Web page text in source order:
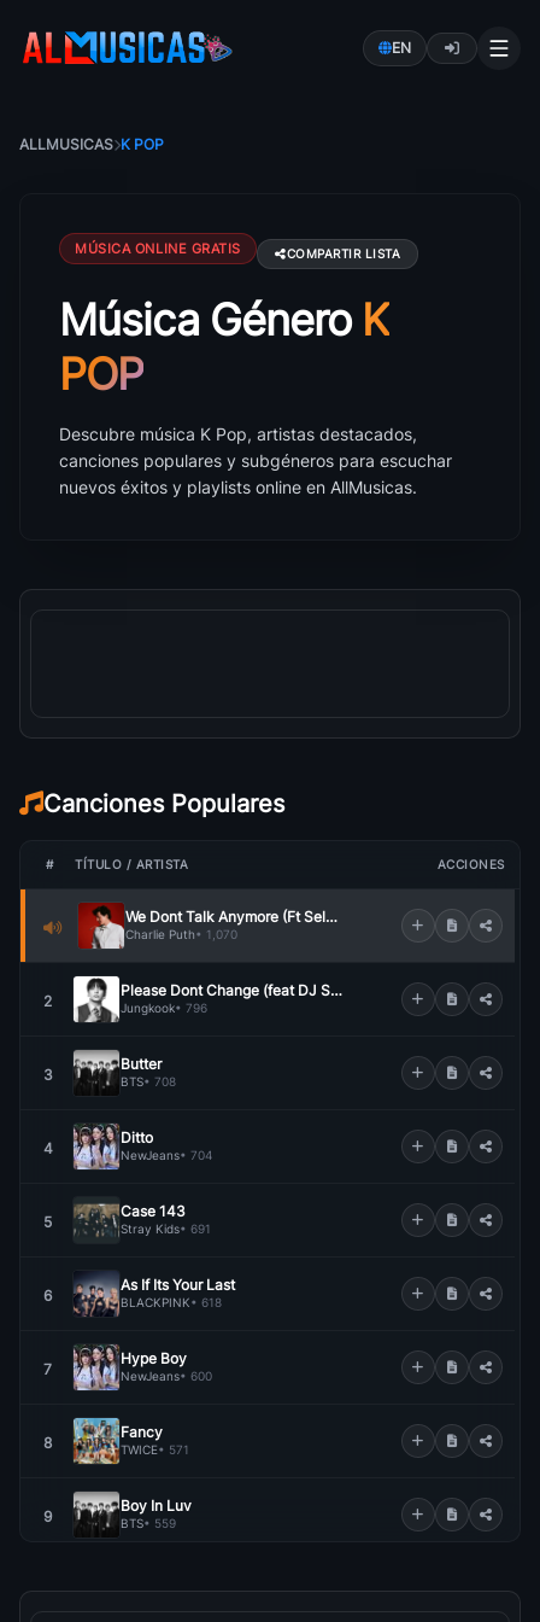
EN
ALLMUSICAS K POP
MÚSICA ONLINE GRATIS COMPARTIR LISTA
Música K Pop: canciones, artistas y éxitos
Música Género K
POP
Descubre música K Pop, artistas destacados,
canciones populares y subgéneros para escuchar
nuevos éxitos y playlists online en AllMusicas.
Canciones Populares
# TÍTULO / ARTISTA ACCIONES
We Dont Talk Anymore (Ft Selena Gomez)
Charlie Puth• 1,070
2
Please Dont Change (feat DJ Snake)
Jungkook• 796
3
Butter
BTS• 708
4
Ditto
NewJeans• 704
5
Case 143
Stray Kids• 691
6
As If Its Your Last
BLACKPINK• 618
7
Hype Boy
NewJeans• 600
8
Fancy
TWICE• 571
9
Boy In Luv
BTS• 559
10 BTS• 554